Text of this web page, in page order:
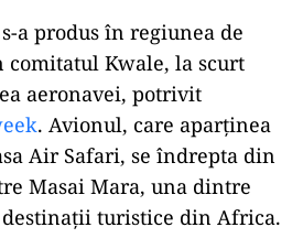
a produs în regiunea de
comitatul Kwale, la scurt
aeronavei, potrivit
. Avionul, care aparținea
Air Safari, se îndrepta din
Masai Mara, una dintre
turistice din Africa.